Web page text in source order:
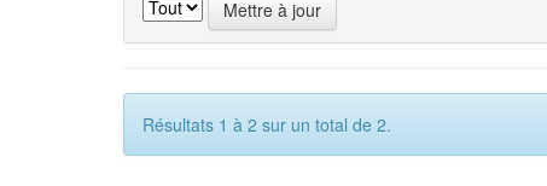
Résultats 1 à 2 sur un total de 2.